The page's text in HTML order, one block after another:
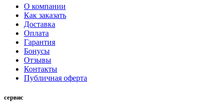
О компании
Как заказать
Доставка
Оплата
Гарантия
Бонусы
Отзывы
Контакты
Публичная оферта
сервис